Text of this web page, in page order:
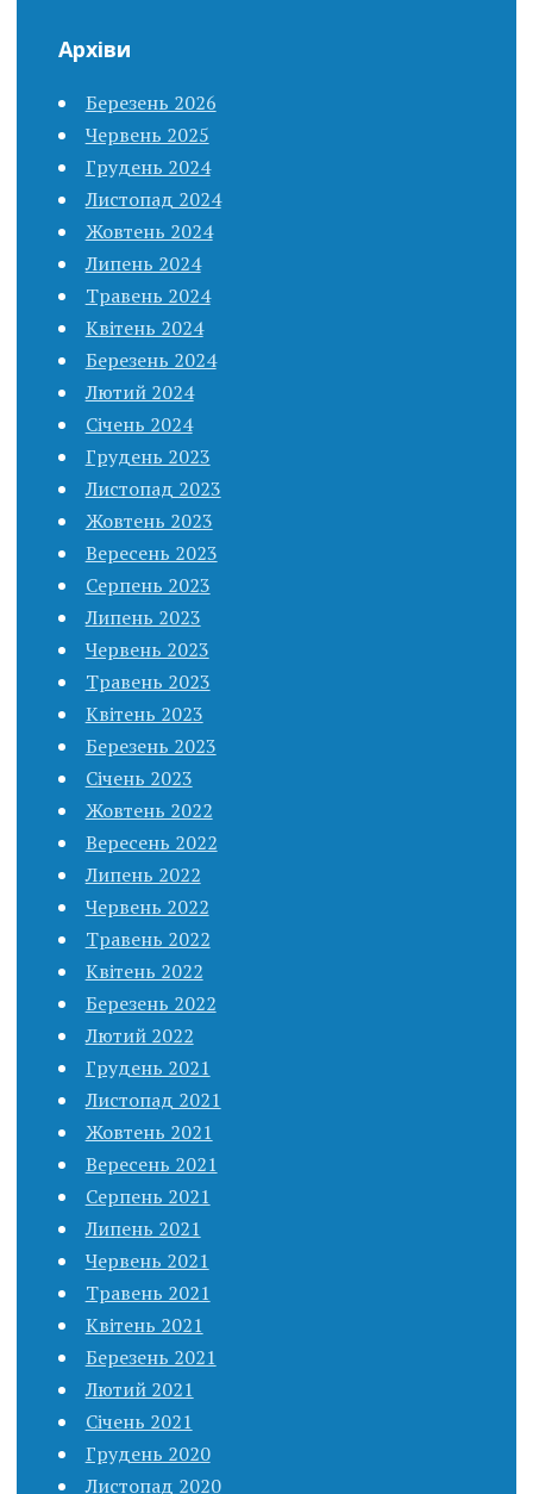
Архіви
Березень 2026
Червень 2025
Грудень 2024
Листопад 2024
Жовтень 2024
Липень 2024
Травень 2024
Квітень 2024
Березень 2024
Лютий 2024
Січень 2024
Грудень 2023
Листопад 2023
Жовтень 2023
Вересень 2023
Серпень 2023
Липень 2023
Червень 2023
Травень 2023
Квітень 2023
Березень 2023
Січень 2023
Жовтень 2022
Вересень 2022
Липень 2022
Червень 2022
Травень 2022
Квітень 2022
Березень 2022
Лютий 2022
Грудень 2021
Листопад 2021
Жовтень 2021
Вересень 2021
Серпень 2021
Липень 2021
Червень 2021
Травень 2021
Квітень 2021
Березень 2021
Лютий 2021
Січень 2021
Грудень 2020
Листопад 2020